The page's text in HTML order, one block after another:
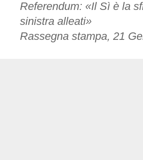
Referendum: «Il Sì è la
sinistra alleati»
Rassegna stampa, 21